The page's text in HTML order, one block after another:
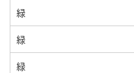
緑
緑
緑